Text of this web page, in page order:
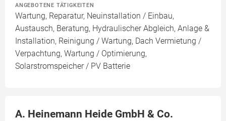
ANGEBOTENE TÄTIGKEITEN
Wartung, Reparatur, Neuinstallation / Einbau,
Austausch, Beratung, Hydraulischer Abgleich, Anlage &
Installation, Reinigung / Wartung, Dach Vermietung /
Verpachtung, Wartung / Optimierung,
Solarstromspeicher / PV Batterie
A. Heinemann Heide GmbH & Co.